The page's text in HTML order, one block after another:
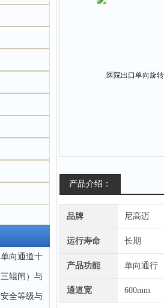
向通道十
辊闸）与
全等级与
产品介绍：
品牌 尼高迈
运行寿命 长期
产品功能 单向通行
通道宽 600mm